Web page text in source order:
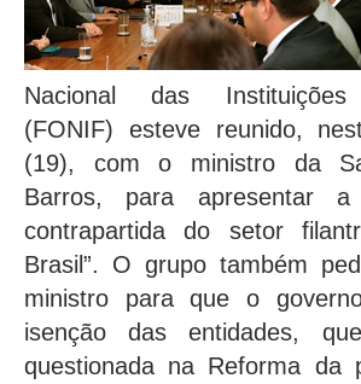
Nacional das Instituições
(FONIF) esteve reunido,
(19), com o ministro da
Barros, para apresentar a
contrapartida do setor
Brasil”. O grupo também
ministro para que o
isenção das entidades,
questionada na Reforma da